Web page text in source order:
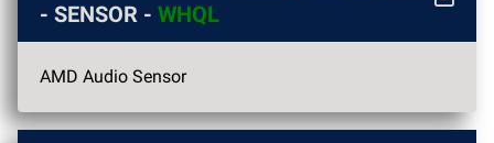
- SENSOR - WHQL
AMD Audio Sensor